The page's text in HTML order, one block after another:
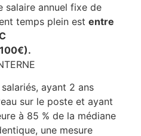
salaire annuel fixe de
temps plein est entre
ayant 2 ans
sur le poste et ayant
à 85 % de la médiane
une mesure